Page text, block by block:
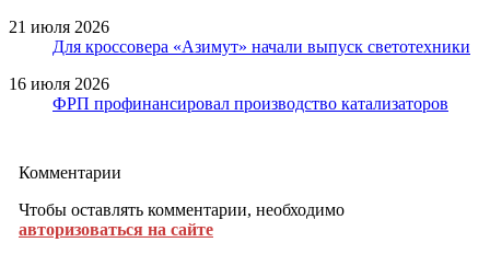
21 июля 2026
Для кроссовера «Азимут» начали выпуск светотехники
16 июля 2026
ФРП профинансировал производство катализаторов
Комментарии
Чтобы оставлять комментарии, необходимо
авторизоваться на сайте